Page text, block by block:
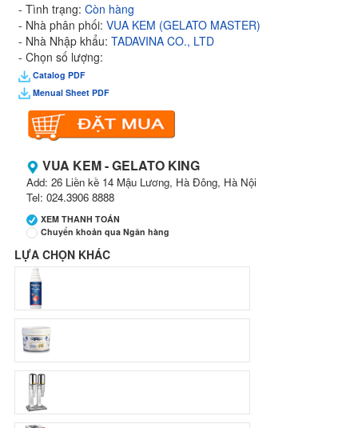
- Tình trạng: Còn hàng
- Nhà phân phối: VUA KEM (GELATO MASTER)
- Nhà Nhập khẩu: TADAVINA CO., LTD
- Chọn số lượng:
Catalog PDF
Menual Sheet PDF
VUA KEM - GELATO KING
Add: 26 Liền kề 14 Mậu Lương, Hà Đông, Hà Nội
Tel: 024.3906 8888
XEM THANH TOÁN
Chuyển khoản qua Ngân hàng
Ngân hàng Ngoại thương Việt Nam
Chủ TK:
CÔNG TY TNHH TADAVINA
Chi nhánh:
VBbank Hà Nội
LỰA CHỌN KHÁC